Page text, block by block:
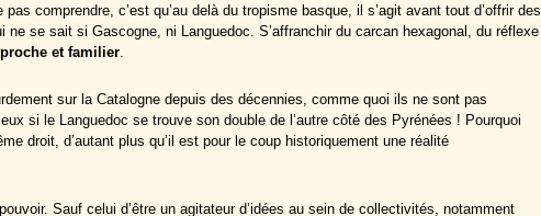
comprendre, c’est qu’au delà du tropisme basque, il s’agit avant tout d’offrir des
ne se sait si Gascogne, ni Languedoc. S’affranchir du carcan hexagonal, du réflexe
et familier
sur la Catalogne depuis des décennies, comme quoi ils ne sont pas
si le Languedoc se trouve son double de l’autre côté des Pyrénées ! Pourquoi
droit, d’autant plus qu’il est pour le coup historiquement une réalité
Sauf celui d’être un agitateur d’idées au sein de collectivités, notamment